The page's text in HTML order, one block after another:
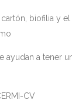
biofilia y
ayudan a tener
CV